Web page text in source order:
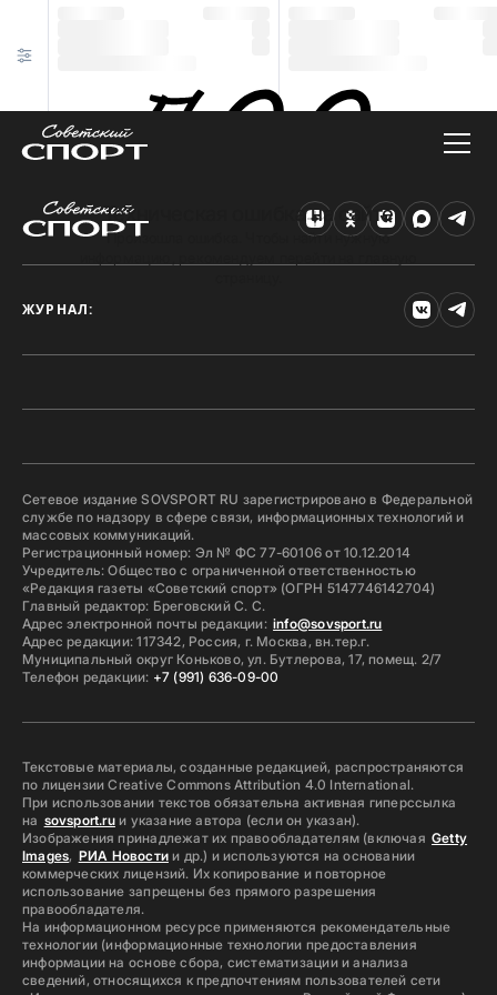
Техническая ошибка на сайте
Произошла ошибка. Чтобы найти нужную
ЖУРНАЛ:
Сетевое издание SOVSPORT RU зарегистрировано в Федеральной
службе по надзору в сфере связи, информационных технологий и
массовых коммуникаций.
Регистрационный номер: Эл № ФС 77-60106 от 10.12.2014
Учредитель: Общество с ограниченной ответственностью
«Редакция газеты «Советский спорт» (ОГРН 5147746142704)
Главный редактор: Бреговский С. С.
Адрес электронной почты редакции: info@sovsport.ru
Адрес редакции: 117342, Россия, г. Москва, вн.тер.г.
Муниципальный округ Коньково, ул. Бутлерова, 17, помещ. 2/7
Телефон редакции: +7 (991) 636-09-00
Текстовые материалы, созданные редакцией, распространяются
по лицензии Creative Commons Attribution 4.0 International.
При использовании текстов обязательна активная гиперссылка
на sovsport.ruи указание автора (если он указан).
Изображения принадлежат их правообладателям (включая Getty
Images, РИА Новостии др.) и используются на основании
коммерческих лицензий. Их копирование и повторное
использование запрещены без прямого разрешения
правообладателя.
На информационном ресурсе применяются рекомендательные
технологии (информационные технологии предоставления
информации на основе сбора, систематизации и анализа
сведений, относящихся к предпочтениям пользователей сети